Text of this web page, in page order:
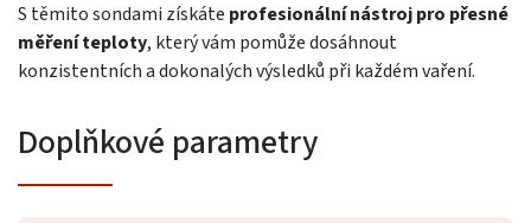
S těmito sondami získáte profesionální nástroj pro přesné
měření teploty, který vám pomůže dosáhnout
konzistentních a dokonalých výsledků při každém vaření.
Doplňkové parametry